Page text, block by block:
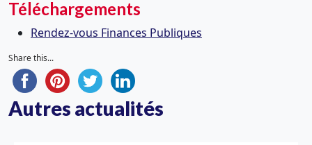
Téléchargements
Rendez-vous Finances Publiques
Share this...
Autres actualités